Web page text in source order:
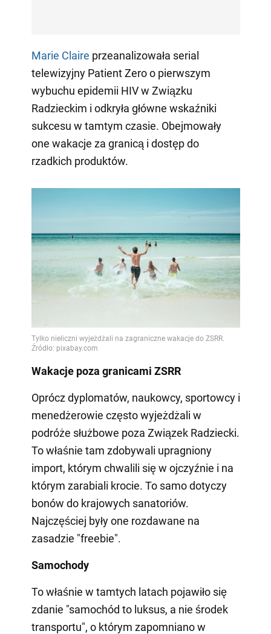
Marie Claire przeanalizowała serial
telewizyjny Patient Zero o pierwszym
wybuchu epidemii HIV w Związku
Radzieckim i odkryła główne wskaźniki
sukcesu w tamtym czasie. Obejmowały
one wakacje za granicą i dostęp do
rzadkich produktów.
Wakacje poza granicami ZSRR
Oprócz dyplomatów, naukowcy, sportowcy i
menedżerowie często wyjeżdżali w
podróże służbowe poza Związek Radziecki.
To właśnie tam zdobywali upragniony
import, którym chwalili się w ojczyźnie i na
którym zarabiali krocie. To samo dotyczy
bonów do krajowych sanatoriów.
Najczęściej były one rozdawane na
zasadzie "freebie".
Samochody
To właśnie w tamtych latach pojawiło się
zdanie "samochód to luksus, a nie środek
transportu", o którym zapomniano w